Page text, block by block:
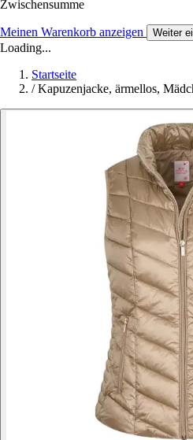
Zwischensumme
Meinen Warenkorb anzeigen Weiter
Loading...
Startseite
/ Kapuzenjacke, ärmellos,